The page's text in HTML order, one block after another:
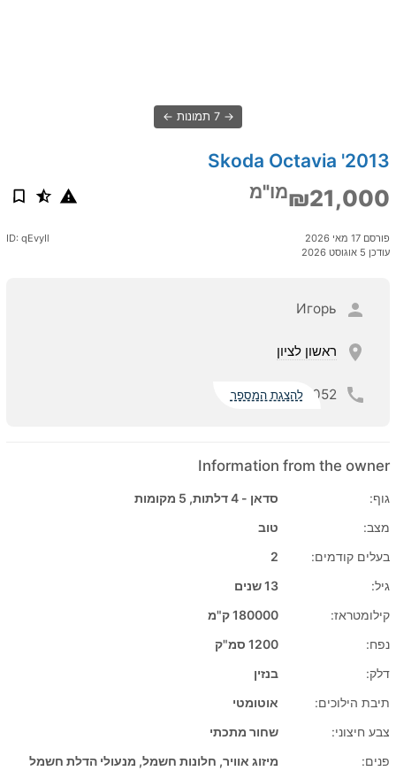
7 תמונות
2013' Skoda Octavia
₪21,000מו"מ
פורסם 17 מאי 2026
עודכן 5 אוגוסט 2026
ID: qEvyIl
Игорь
ראשון לציון
052 להצגת המספר
Information from the owner
גוף:
סדאן - 4 דלתות, 5 מקומות
מצב:
טוב
בעלים קודמים:
2
גיל:
13 שנים
קילומטראז:
180000 ק"מ
נפח:
1200 סמ"ק
דלק:
בנזין
תיבת הילוכים:
אוטומטי
צבע חיצוני:
שחור מתכתי
פנים:
מיזוג אוויר, חלונות חשמל, מנעולי הדלת חשמל